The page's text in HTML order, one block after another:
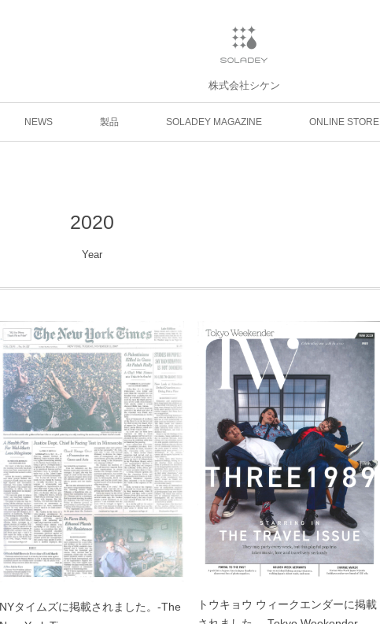
株式会社シケン
NEWS 製品 SOLADEY MAGAZINE ONLINE STORE
2020
Year
NYタイムズに掲載されました。-The
トウキョウ ウィークエンダーに掲載